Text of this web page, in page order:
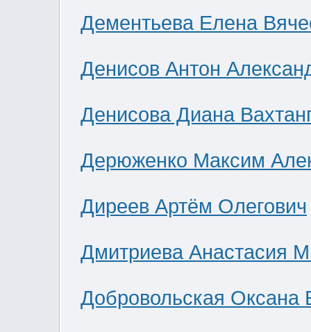
Дементьева Елена
Денисов Антон
Денисова Диана
Дерюженко Максим
Диреев Артём Олегович
Дмитриева Анастасия
Добровольская Оксана